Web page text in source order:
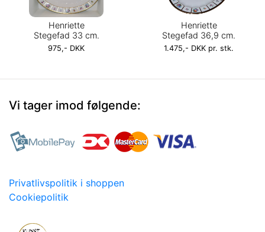
Henriette
Stegefad 33 cm.
975,- DKK
Henriette
Stegefad 36,9 cm.
1.475,- DKK pr. stk.
Vi tager imod følgende:
Privatlivspolitik i shoppen
Cookiepolitik